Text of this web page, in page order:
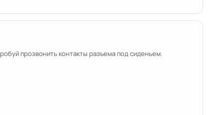
прозвонить контакты разъема под сиденьем.